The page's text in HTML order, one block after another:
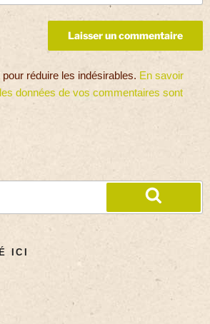
réduire les indésirables. En savoir
données de vos commentaires sont
ICI